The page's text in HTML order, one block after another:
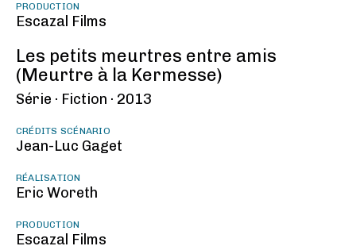
PRODUCTION
Escazal Films
Les petits meurtres entre amis
(Meurtre à la Kermesse)
Série · Fiction · 2013
CRÉDITS SCÉNARIO
Jean-Luc Gaget
RÉALISATION
Eric Woreth
PRODUCTION
Escazal Films